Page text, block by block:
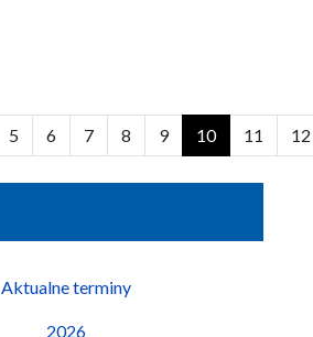
5 6 7 8 9 10 11 12
Aktualne terminy
2026